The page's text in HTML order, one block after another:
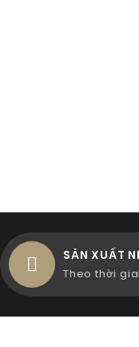
SẢN XUẤT
Theo thời